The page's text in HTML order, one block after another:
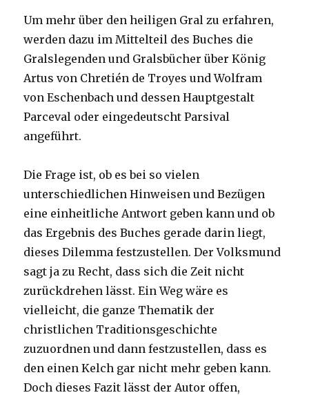
Um mehr über den heiligen Gral zu erfahren,
werden dazu im Mittelteil des Buches die
Gralslegenden und Gralsbücher über König
Artus von Chretién de Troyes und Wolfram
von Eschenbach und dessen Hauptgestalt
Parceval oder eingedeutscht Parsival
angeführt.
Die Frage ist, ob es bei so vielen
unterschiedlichen Hinweisen und Bezügen
eine einheitliche Antwort geben kann und ob
das Ergebnis des Buches gerade darin liegt,
dieses Dilemma festzustellen. Der Volksmund
sagt ja zu Recht, dass sich die Zeit nicht
zurückdrehen lässt. Ein Weg wäre es
vielleicht, die ganze Thematik der
christlichen Traditionsgeschichte
zuzuordnen und dann festzustellen, dass es
den einen Kelch gar nicht mehr geben kann.
Doch dieses Fazit lässt der Autor offen,